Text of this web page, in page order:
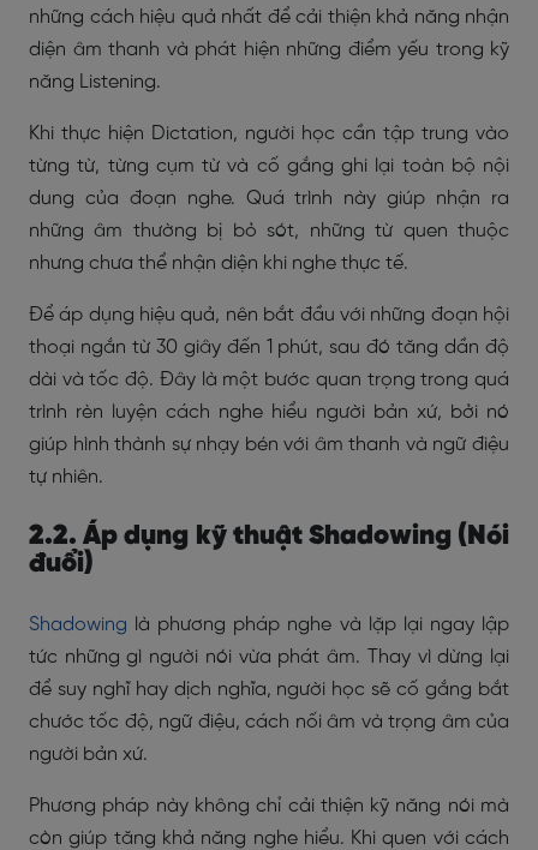
những cách hiệu quả nhất để cải thiện khả năng nhận
diện âm thanh và phát hiện những điểm yếu trong kỹ
năng Listening.
Khi thực hiện Dictation, người học cần tập trung vào
từng từ, từng cụm từ và cố gắng ghi lại toàn bộ nội
dung của đoạn nghe. Quá trình này giúp nhận ra
những âm thường bị bỏ sót, những từ quen thuộc
nhưng chưa thể nhận diện khi nghe thực tế.
Để áp dụng hiệu quả, nên bắt đầu với những đoạn hội
thoại ngắn từ 30 giây đến 1 phút, sau đó tăng dần độ
dài và tốc độ. Đây là một bước quan trọng trong quá
trình rèn luyện cách nghe hiểu người bản xứ, bởi nó
giúp hình thành sự nhạy bén với âm thanh và ngữ điệu
tự nhiên.
2.2. Áp dụng kỹ thuật Shadowing (Nói
đuổi)
Shadowing là phương pháp nghe và lặp lại ngay lập
tức những gì người nói vừa phát âm. Thay vì dừng lại
để suy nghĩ hay dịch nghĩa, người học sẽ cố gắng bắt
chước tốc độ, ngữ điệu, cách nối âm và trọng âm của
người bản xứ.
Phương pháp này không chỉ cải thiện kỹ năng nói mà
còn giúp tăng khả năng nghe hiểu. Khi quen với cách